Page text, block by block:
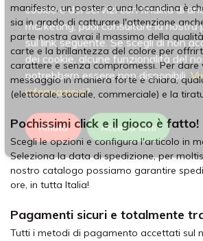
cookie e dei servizi con finalità di
marketing, puoi consultare la nostra
sul link seguente. Se scegli di non
dei cookie, alcune funzionalità del
potrebbero essere non disponibili.
informazioni?
Rifiuta Accetta tutti
manifesto, un poster o una locandina è
sia in grado di catturare l'attenzione
parte nostra avrai il massimo della
carte e la brillantezza del colore per
carattere e senza compromessi. Per dare
messaggio in maniera forte e chiara,
(elettorale, sociale, commerciale) e la
Pochissimi click e il gioco è fatto!
Scegli le opzioni e configura l'articolo in
Seleziona la data di spedizione, per
nostro catalogo possiamo garantire
ore, in tutta Italia!
Pagamenti sicuri e totalmente
Tutti i metodi di pagamento accettati sul